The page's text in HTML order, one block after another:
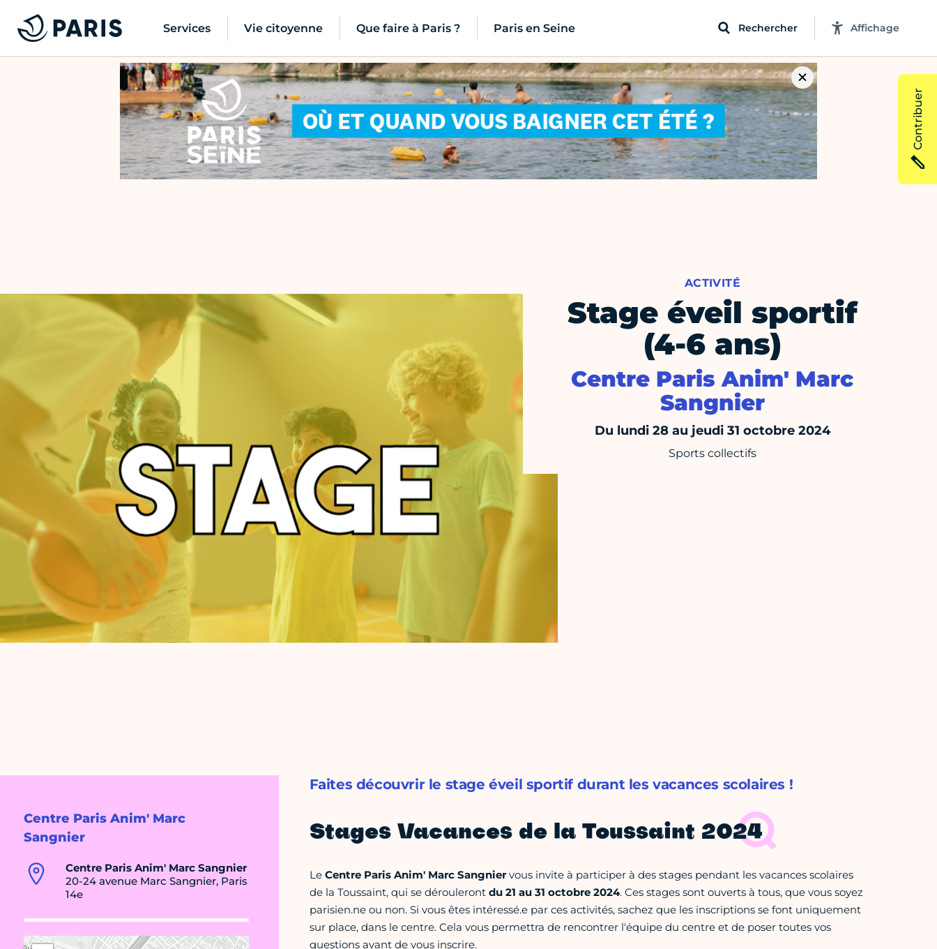
Services Vie citoyenne Que faire à Paris ? Paris en Seine Rechercher Affichage
ACTIVITÉ
Stage éveil sportif
(4-6 ans)
Centre Paris Anim' Marc
Sangnier
Du lundi 28 au jeudi 31 octobre 2024
Sports collectifs
Centre Paris Anim' Marc
Sangnier
Centre Paris Anim' Marc Sangnier
20-24 avenue Marc Sangnier, Paris
14e
Faites découvrir le stage éveil sportif durant les vacances scolaires !
Stages Vacances de la Toussaint 2024
Le Centre Paris Anim' Marc Sangniervous invite à participer à des stages pendant les vacances scolaires
de la Toussaint, qui se dérouleront du 21 au 31 octobre 2024. Ces stages sont ouverts à tous, que vous soyez
parisien.ne ou non. Si vous êtes intéressé.e par ces activités, sachez que les inscriptions se font uniquement
sur place, dans le centre. Cela vous permettra de rencontrer l'équipe du centre et de poser toutes vos
questions avant de vous inscrire.
Contribuer